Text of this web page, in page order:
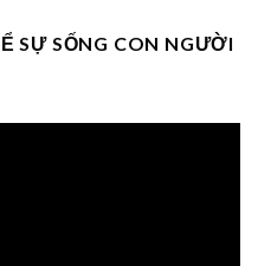
SỰ SỐNG CON NGƯỜI